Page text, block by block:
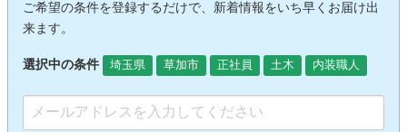
ご希望の条件を登録するだけで、新着情報をいち早くお届け出
来ます。
選択中の条件 埼玉県 草加市 正社員 土木 内装職人